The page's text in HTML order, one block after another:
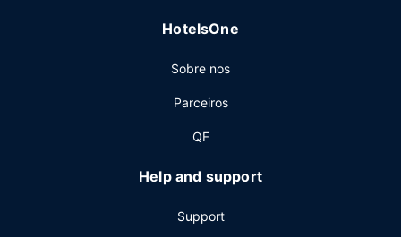
As principais comodidades incluem um business center
aberta 24 horas. Há estacionamento grátis no local.
HotelsOne
Sobre nos
Parceiros
QF
Help and support
Support